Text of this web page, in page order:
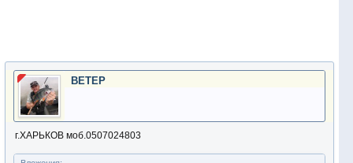
ВЕТЕР
г.ХАРЬКОВ моб.0507024803